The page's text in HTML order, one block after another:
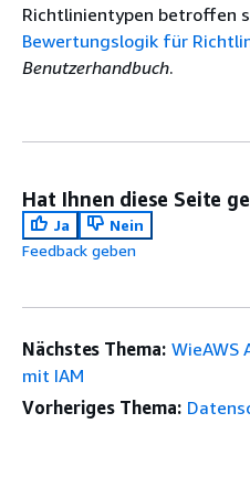
Richtlinientypen betroffen
Bewertungslogik für
Benutzerhandbuch.
Hat Ihnen diese Seite
Ja
Nein
Feedback geben
Nächstes Thema:
mit IAM
Vorheriges Thema: